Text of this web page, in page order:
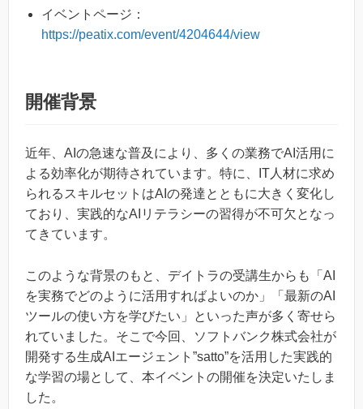
イベントページ：
https://peatix.com/event/4204644/view
開催背景
近年、AIの急速な普及により、多くの業務でAI活用に
よる効率化が期待されています。特に、IT人材に求め
られるスキルセットはAIの発達とともに大きく変化し
ており、実践的なAIリテラシーの習得が不可欠となっ
てきています。
このような背景のもと、デイトラの受講生からも「AI
を実務でどのように活用すればよいのか」「最新のAI
ツールの使い方を学びたい」といった声が多く寄せら
れていました。そこで今回、ソフトバンク株式会社が
開発する生成AIエージェント”satto”を活用した実践的
な学習の場として、本イベントの開催を決定いたしま
した。